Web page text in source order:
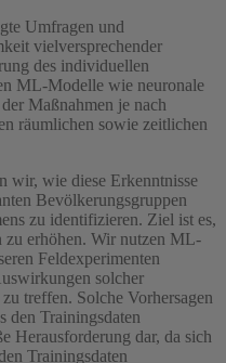
Umfragen und
vielversprechender
des individuellen
ML-Modelle wie neuronale
Maßnahmen je nach
räumlichen sowie zeitlichen
wir, wie diese Erkenntnisse
Bevölkerungsgruppen
zu identifizieren. Ziel ist es,
zu erhöhen. Wir nutzen ML-
Feldexperimenten
solcher
treffen. Solche Vorhersagen
den Trainingsdaten
Herausforderung dar, da sich
Trainingsdaten